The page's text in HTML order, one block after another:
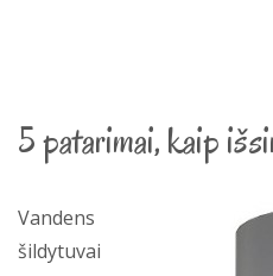
5 patarimai, kaip
Vandens
šildytuvai